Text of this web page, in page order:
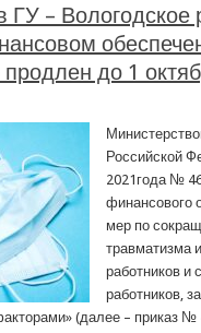
ГУ – Вологодское
до 1
Российской
2021года №
финансового
мер по
травматизма
работников и
работников,
(далее – приказ №